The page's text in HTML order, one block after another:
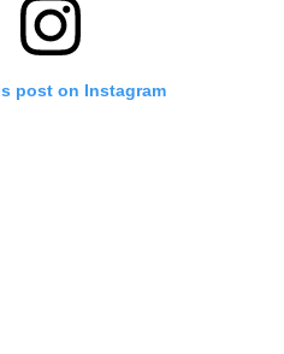
post on Instagram